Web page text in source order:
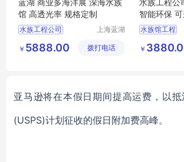
蓝湖 商业多海洋展 深海水族
馆 高透光率 规格定制
水族工程公司
酒店水族工程
上海蓝湖
有限公司
￥ 5888.00 拨打电话
水族工程公
智能环保
水族馆工程
水族工程建造
￥
亚马逊将在本假日期间提高运费，以
(USPS)计划征收的假日附加费高峰。